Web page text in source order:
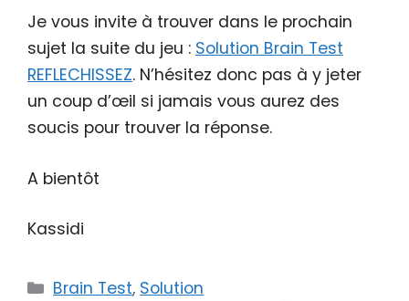
Je vous invite à trouver dans le prochain
sujet la suite du jeu : Solution Brain Test
REFLECHISSEZ. N’hésitez donc pas à y jeter
un coup d’œil si jamais vous aurez des
soucis pour trouver la réponse.
A bientôt
Kassidi
Catégories
Brain Test, Solution